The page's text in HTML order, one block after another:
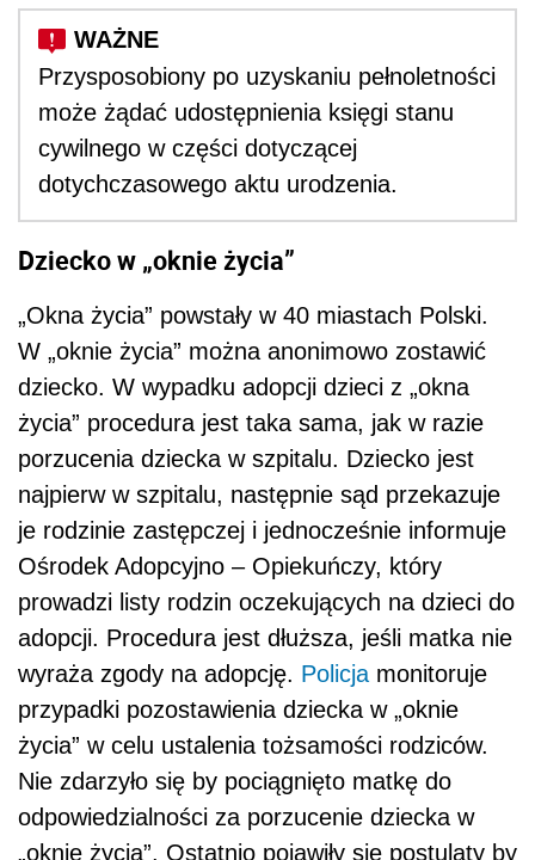
Przysposobiony po uzyskaniu pełnoletności
może żądać udostępnienia księgi stanu
cywilnego w części dotyczącej
dotychczasowego aktu urodzenia.
Dziecko w „oknie życia”
„Okna życia” powstały w 40 miastach Polski.
W „oknie życia” można anonimowo zostawić
dziecko. W wypadku adopcji dzieci z „okna
życia” procedura jest taka sama, jak w razie
porzucenia dziecka w szpitalu. Dziecko jest
najpierw w szpitalu, następnie sąd przekazuje
je rodzinie zastępczej i jednocześnie informuje
Ośrodek Adopcyjno – Opiekuńczy, który
prowadzi listy rodzin oczekujących na dzieci do
adopcji. Procedura jest dłuższa, jeśli matka nie
wyraża zgody na adopcję. Policja monitoruje
przypadki pozostawienia dziecka w „oknie
życia” w celu ustalenia tożsamości rodziców.
Nie zdarzyło się by pociągnięto matkę do
odpowiedzialności za porzucenie dziecka w
„oknie życia”. Ostatnio pojawiły się postulaty by